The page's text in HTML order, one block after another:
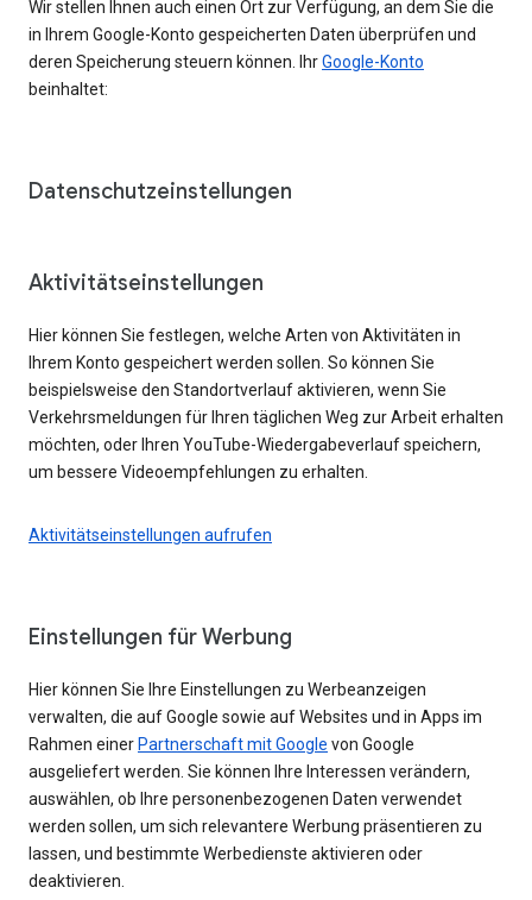
Wir stellen Ihnen auch einen Ort zur Verfügung, an dem Sie die
in Ihrem Google-Konto gespeicherten Daten überprüfen und
deren Speicherung steuern können. IhrGoogle-Konto
beinhaltet:
Datenschutzeinstellungen
Aktivitätseinstellungen
Hier können Sie festlegen, welche Arten von Aktivitäten in
Ihrem Konto gespeichert werden sollen. So können Sie
beispielsweise den Standortverlauf aktivieren, wenn Sie
Verkehrsmeldungen für Ihren täglichen Weg zur Arbeit erhalten
möchten, oder Ihren YouTube-Wiedergabeverlauf speichern,
um bessere Videoempfehlungen zu erhalten.
Aktivitätseinstellungen aufrufen
Einstellungen für Werbung
Hier können Sie Ihre Einstellungen zu Werbeanzeigen
verwalten, die auf Google sowie auf Websites und in Apps im
Rahmen einer Partnerschaft mit Google von Google
ausgeliefert werden. Sie können Ihre Interessen verändern,
auswählen, ob Ihre personenbezogenen Daten verwendet
werden sollen, um sich relevantere Werbung präsentieren zu
lassen, und bestimmte Werbedienste aktivieren oder
deaktivieren.